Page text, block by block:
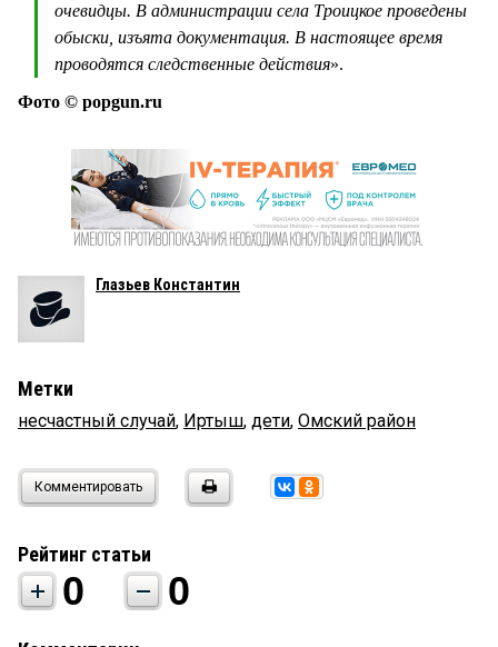
очевидцы. В администрации села Троицкое проведены
обыски, изъята документация. В настоящее время
проводятся следственные действия».
Фото © popgun.ru
Глазьев Константин
Метки
несчастный случай, Иртыш, дети, Омский район
Комментировать
Рейтинг статьи
0 0